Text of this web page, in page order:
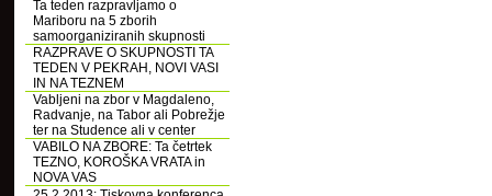
Ta teden razpravljamo o
Mariboru na 5 zborih
samoorganiziranih skupnosti
RAZPRAVE O SKUPNOSTI TA
TEDEN V PEKRAH, NOVI VASI
IN NA TEZNEM
Vabljeni na zbor v Magdaleno,
Radvanje, na Tabor ali Pobrežje
ter na Studence ali v center
VABILO NA ZBORE: Ta četrtek
TEZNO, KOROŠKA VRATA in
NOVA VAS